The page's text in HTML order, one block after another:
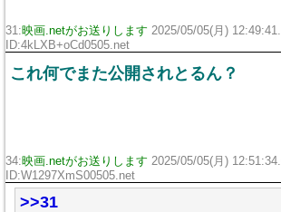
31:映画.netがお送りします 2025/05/05(月)
ID:4kLXB+oCd0505.net
これ何でまた公開されとるん？
34:映画.netがお送りします 2025/05/05(月)
ID:W1297XmS00505.net
>>31